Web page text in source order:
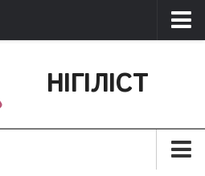
НІГІЛІСТ